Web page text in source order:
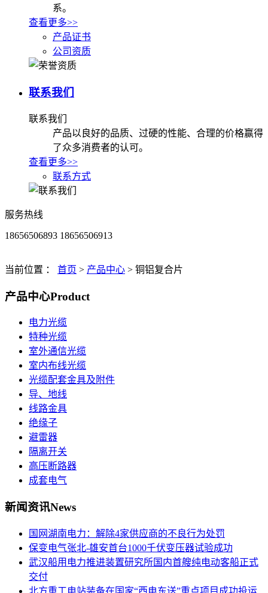
系。
查看更多>>
产品证书
公司资质
联系我们
联系我们
产品以良好的品质、过硬的性能、合理的价格赢得
了众多消费者的认可。
查看更多>>
联系方式
服务热线
18656506893 18656506913
当前位置 ： 首页 > 产品中心 > 铜铝复合片
产品中心Product
电力光缆
特种光缆
室外通信光缆
室内布线光缆
光缆配套金具及附件
导、地线
线路金具
绝缘子
避雷器
隔离开关
高压断路器
成套电气
新闻资讯News
国网湖南电力：解除4家供应商的不良行为处罚
保变电气张北-雄安首台1000千伏变压器试验成功
武汉船用电力推进装置研究所国内首艘纯电动客船正式
交付
北方重工电站装备在国家“西电东送”重点项目成功投运